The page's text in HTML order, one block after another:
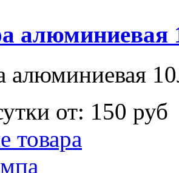
алюминиевая
алюминиевая
от: 150 руб
товара